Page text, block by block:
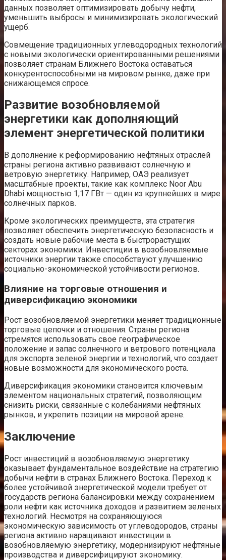
данных позволяет оптимизировать добычу нефти,
уменьшить выбросы и минимизировать экологический
ущерб.
Совмещение традиционных углеводородных технологий
с новыми экологически ориентированными решениями
позволяет странам Ближнего Востока оставаться
конкурентоспособными на мировом рынке, даже при
снижающемся спросе.
Развитие возобновляемой
энергетики как дополняющий
элемент энергетической политики
В дополнение к реформированию нефтяных отраслей
страны региона активно развивают солнечную и
ветровую энергетику. Например, ОАЭ реализует
масштабные проекты, такие как комплекс Noor Abu
Dhabi мощностью 1,17 ГВт — один из крупнейших в мире
солнечных парков.
Кроме экологических преимуществ, эта стратегия
позволяет обеспечить энергетическую безопасность и
создать новые рабочие места в быстрорастущих
секторах экономики. Инвестиции в возобновляемые
источники энергии также способствуют улучшению
социально-экономической устойчивости регионов.
Влияние на торговые отношения и
диверсификацию экономики
Рост возобновляемой энергетики меняет традиционные
торговые цепочки и отношения. Страны региона
стремятся использовать свое географическое
положение и запас солнечного и ветрового потенциала
для экспорта зеленой энергии и технологий, что создает
новые возможности для экономического роста.
Диверсификация экономики становится ключевым
элементом национальных стратегий, позволяющим
снизить риски, связанные с колебаниями нефтяных
рынков, и укрепить позиции на мировой арене.
Заключение
Рост инвестиций в возобновляемую энергетику
оказывает фундаментальное воздействие на стратегию
добычи нефти в странах Ближнего Востока. Переход к
более устойчивой энергетической модели требует от
государств региона балансировки между сохранением
роли нефти как источника доходов и развитием зеленых
технологий. Несмотря на сохраняющуюся
экономическую зависимость от углеводородов, страны
региона активно наращивают инвестиции в
возобновляемую энергетику, модернизируют нефтяные
производства и диверсифицируют экономику.